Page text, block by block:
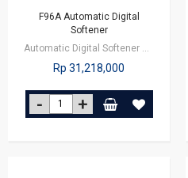
F96A Automatic Digital
Softener
Automatic Digital Softener sangat cocok diaplikasikan untuk commercial /…
Rp 31,218,000